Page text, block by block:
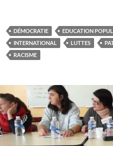
DÉMOCRATIE EDUCATION
INTERNATIONAL
LUTTES
RACISME